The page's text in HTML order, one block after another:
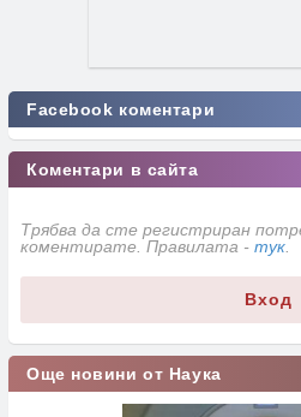
Facebook коментари
Коментари в сайта
Трябва да сте регистриран
коментирате. Правилата - тук.
Вход
Още новини от Наука